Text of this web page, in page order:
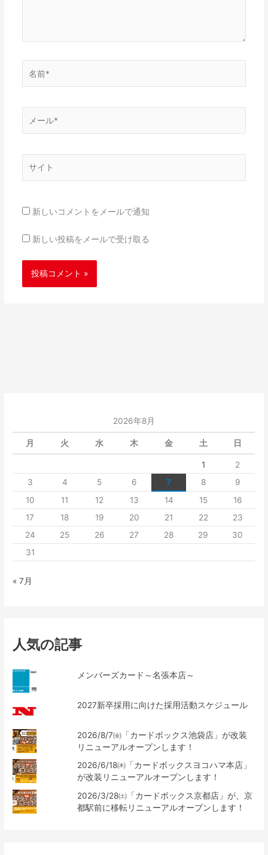
前
ー
*
新しいコメントをメールで通知
新しい投稿をメールで受け取る
2026年8月
月 火 水 木 金 土 日
1
2
3
4 5 6 7 8
9
10
11 12 13 14 15
16
17
18 19 20 21 22
23
24
25 26 27 28 29
30
31
« 7月
人気の記事
メンバーズカード～名張本店～
2027新卒採用に向けた採用活動スケジュール
2026/8/7㈮「カードボックス池袋店」が改装
リニューアルオープンします！
2026/6/18㈭「カードボックスヨコハマ本店」
が改装リニューアルオープンします！
2026/3/28㈯「カードボックス京都店」が、京
都駅前に移転リニューアルオープンします！